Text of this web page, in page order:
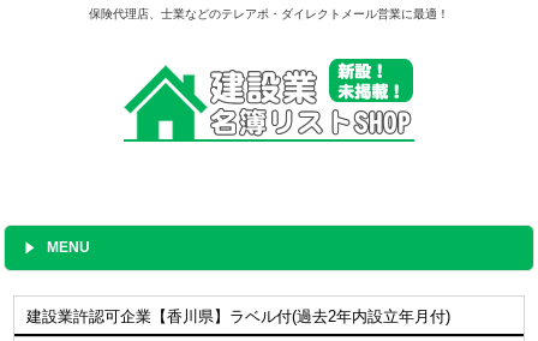
保険代理店、士業などのテレアポ・ダイレクトメール営業に最適！
MENU
建設業許認可企業【香川県】ラベル付(過去2年内設立年月付)